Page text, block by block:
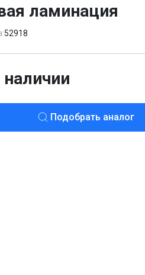
ламинация
52918
наличии
Подобрать аналог